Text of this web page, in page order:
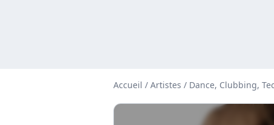
Accueil / Artistes / Dance, Clubbing,